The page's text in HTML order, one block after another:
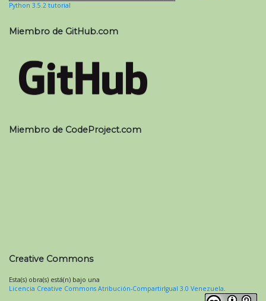
Python 3.5.2 tutorial
Miembro de GitHub.com
Miembro de CodeProject.com
Creative Commons
Esta(s) obra(s) está(n) bajo una
Licencia Creative Commons Atribución-CompartirIgual 3.0 Venezuela